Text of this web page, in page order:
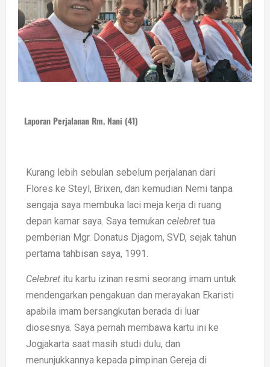
Laporan Perjalanan Rm. Nani (41)
Kurang lebih sebulan sebelum perjalanan dari
Flores ke Steyl, Brixen, dan kemudian Nemi tanpa
sengaja saya membuka laci meja kerja di ruang
depan kamar saya. Saya temukan celebret tua
pemberian Mgr. Donatus Djagom, SVD, sejak tahun
pertama tahbisan saya, 1991.
Celebret itu kartu izinan resmi seorang imam untuk
mendengarkan pengakuan dan merayakan Ekaristi
apabila imam bersangkutan berada di luar
diosesnya. Saya pernah membawa kartu ini ke
Jogjakarta saat masih studi dulu, dan
menunjukkannya kepada pimpinan Gereja di